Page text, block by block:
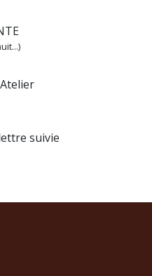
suivie